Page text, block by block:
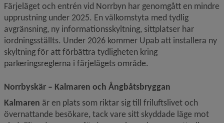
Färjeläget och entrén vid Norrbyn har genomgått en mindre
upprustning under 2025. En välkomstyta med tydlig
avgränsning, ny informationsskyltning, sittplatser har
iordningsställts. Under 2026 kommer Upab att installera ny
skyltning för att förbättra tydligheten kring
parkeringsreglerna i färjelägets område.
Norrbyskär – Kalmaren och Ångbåtsbryggan
Kalmaren är en plats som riktar sig till friluftslivet och
övernattande besökare, tack vare sitt skyddade läge mot